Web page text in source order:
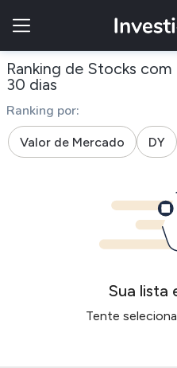
Ranking de Stocks
30 diasde empresas da
Ranking por:
Valor de Mercado DY
Sua lista
Tente